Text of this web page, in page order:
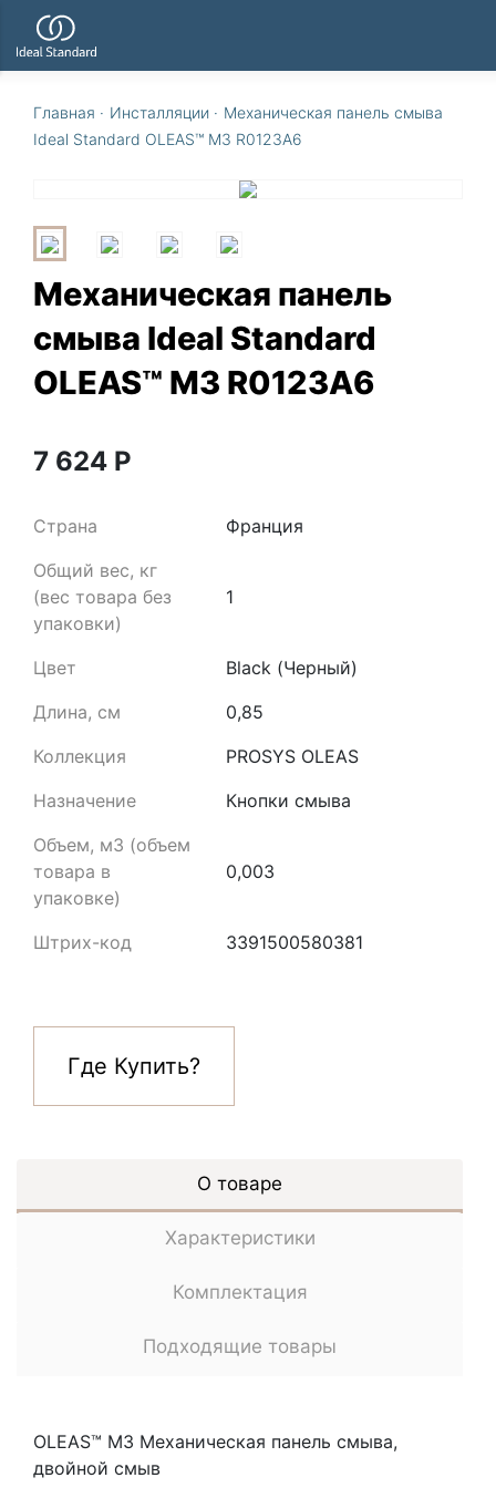
Главная · Инсталляции · Механическая панель смыва
Ideal Standard OLEAS™ M3 R0123A6
Механическая панель
смыва Ideal Standard
OLEAS™ M3 R0123A6
7 624 Р
Страна
Франция
Общий вес, кг
(вес товара без
упаковки)
1
Цвет
Black (Черный)
Длина, см
0,85
Коллекция
PROSYS OLEAS
Назначение
Кнопки смыва
Объем, м3 (объем
товара в
упаковке)
0,003
Штрих-код 3391500580381
Где Купить?
О товаре
Характеристики
Комплектация
Подходящие товары
OLEAS™ M3 Механическая панель смыва,
двойной смыв